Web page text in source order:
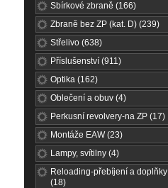
Sbírkové zbraně (166)
Zbraně bez ZP (kat. D) (239)
Střelivo (638)
Příslušenství (911)
Optika (162)
Oblečení a obuv (4)
Perkusní revolvery-na ZP (17)
Montáže EAW (23)
Lampy, svítilny (4)
Reloading-přebíjení a doplňky
(18)